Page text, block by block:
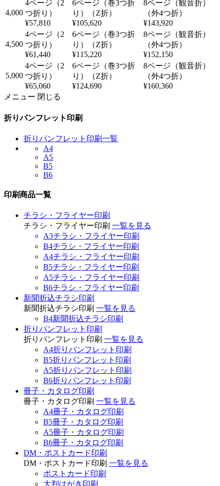
4,000
¥57,810
¥105,620 ¥143,920
4,500
¥61,440
¥115,220 ¥152,150
5,000
¥65,060
¥124,690
¥160,360
メニュー 閉じる
折りパンフレット印刷
折りパンフレット印刷一覧
A4
A5
B5
B6
印刷商品一覧
チラシ・フライヤー印刷
チラシ・フライヤー印刷 一覧を見る
A3チラシ・フライヤー印刷
B4チラシ・フライヤー印刷
A4チラシ・フライヤー印刷
B5チラシ・フライヤー印刷
A5チラシ・フライヤー印刷
B6チラシ・フライヤー印刷
新聞折込チラシ印刷
新聞折込チラシ印刷 一覧を見る
B4新聞折込チラシ印刷
折りパンフレット印刷
折りパンフレット印刷 一覧を見る
A4折りパンフレット印刷
B5折りパンフレット印刷
A5折りパンフレット印刷
B6折りパンフレット印刷
冊子・カタログ印刷
冊子・カタログ印刷 一覧を見る
A4冊子・カタログ印刷
B5冊子・カタログ印刷
A5冊子・カタログ印刷
B6冊子・カタログ印刷
DM・ポストカード印刷
DM・ポストカード印刷 一覧を見る
ポストカード印刷
大判はがき印刷